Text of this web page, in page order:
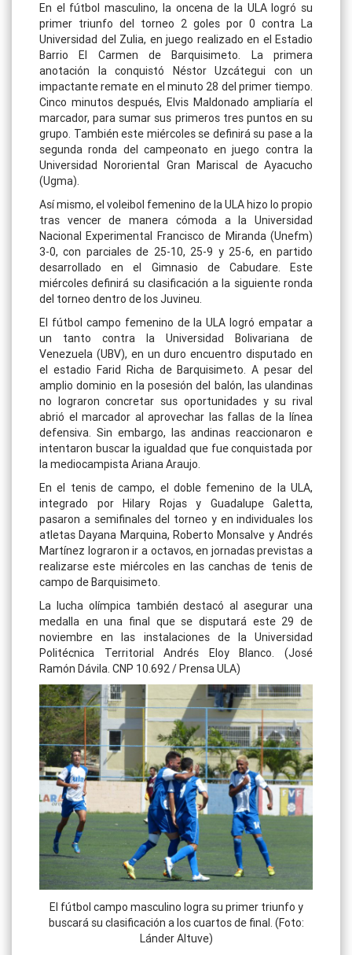
En el fútbol masculino, la oncena de la ULA logró su
primer triunfo del torneo 2 goles por 0 contra La
Universidad del Zulia, en juego realizado en el Estadio
Barrio El Carmen de Barquisimeto. La primera
anotación la conquistó Néstor Uzcátegui con un
impactante remate en el minuto 28 del primer tiempo.
Cinco minutos después, Elvis Maldonado ampliaría el
marcador, para sumar sus primeros tres puntos en su
grupo. También este miércoles se definirá su pase a la
segunda ronda del campeonato en juego contra la
Universidad Nororiental Gran Mariscal de Ayacucho
(Ugma).
Así mismo, el voleibol femenino de la ULA hizo lo propio
tras vencer de manera cómoda a la Universidad
Nacional Experimental Francisco de Miranda (Unefm)
3-0, con parciales de 25-10, 25-9 y 25-6, en partido
desarrollado en el Gimnasio de Cabudare. Este
miércoles definirá su clasificación a la siguiente ronda
del torneo dentro de los Juvineu.
El fútbol campo femenino de la ULA logró empatar a
un tanto contra la Universidad Bolivariana de
Venezuela (UBV), en un duro encuentro disputado en
el estadio Farid Richa de Barquisimeto. A pesar del
amplio dominio en la posesión del balón, las ulandinas
no lograron concretar sus oportunidades y su rival
abrió el marcador al aprovechar las fallas de la línea
defensiva. Sin embargo, las andinas reaccionaron e
intentaron buscar la igualdad que fue conquistada por
la mediocampista Ariana Araujo.
En el tenis de campo, el doble femenino de la ULA,
integrado por Hilary Rojas y Guadalupe Galetta,
pasaron a semifinales del torneo y en individuales los
atletas Dayana Marquina, Roberto Monsalve y Andrés
Martínez lograron ir a octavos, en jornadas previstas a
realizarse este miércoles en las canchas de tenis de
campo de Barquisimeto.
La lucha olímpica también destacó al asegurar una
medalla en una final que se disputará este 29 de
noviembre en las instalaciones de la Universidad
Politécnica Territorial Andrés Eloy Blanco. (José
Ramón Dávila. CNP 10.692 / Prensa ULA)
El fútbol campo masculino logra su primer triunfo y
buscará su clasificación a los cuartos de final. (Foto:
Lánder Altuve)